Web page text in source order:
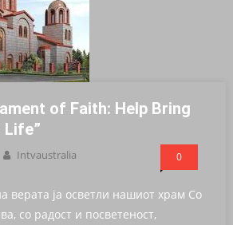
of Faith: Help Bring
Life”
Intvaustralia 0
верата ја осветли нашиот храм Со
со радост и посветеност,